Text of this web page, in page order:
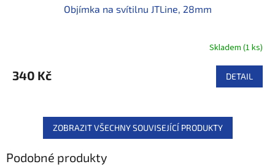
Objímka na svítilnu JTLine, 28mm
Skladem (1 ks)
340 Kč DETAIL
ZOBRAZIT VŠECHNY SOUVISEJÍCÍ PRODUKTY
Podobné produkty